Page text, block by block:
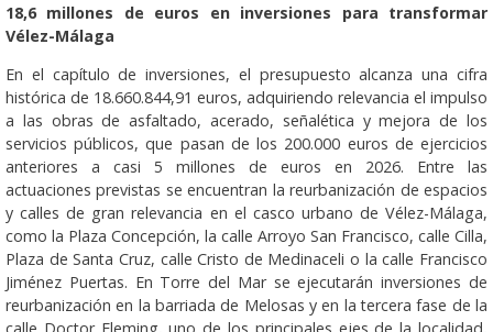
18,6 millones de euros en inversiones para transformar
Vélez-Málaga
En el capítulo de inversiones, el presupuesto alcanza una cifra
histórica de 18.660.844,91 euros, adquiriendo relevancia el impulso
a las obras de asfaltado, acerado, señalética y mejora de los
servicios públicos, que pasan de los 200.000 euros de ejercicios
anteriores a casi 5 millones de euros en 2026. Entre las
actuaciones previstas se encuentran la reurbanización de espacios
y calles de gran relevancia en el casco urbano de Vélez-Málaga,
como la Plaza Concepción, la calle Arroyo San Francisco, calle Cilla,
Plaza de Santa Cruz, calle Cristo de Medinaceli o la calle Francisco
Jiménez Puertas. En Torre del Mar se ejecutarán inversiones de
reurbanización en la barriada de Melosas y en la tercera fase de la